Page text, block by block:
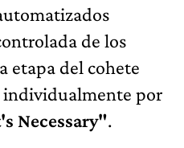
de los
etapa del cohete
individualmente por
Necessary".